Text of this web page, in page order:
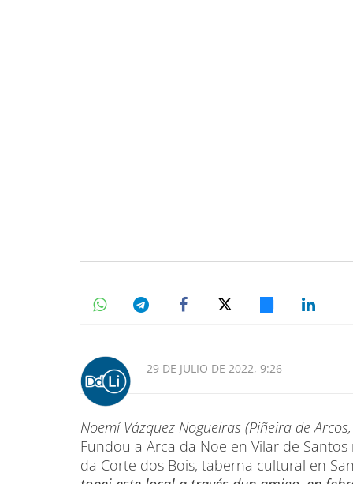
29 DE JULIO DE 2022, 9:26
Noemí Vázquez Nogueiras (Piñeira de
Fundou a Arca da Noe en Vilar de
da Corte dos Bois, taberna cultural en